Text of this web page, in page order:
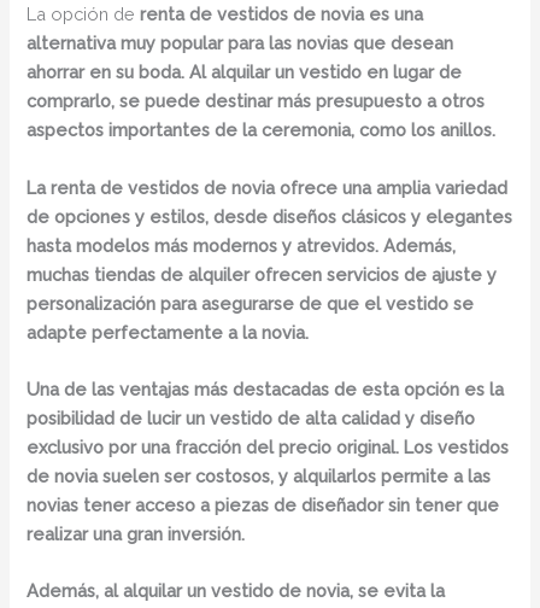
La opción derenta de vestidos de noviaes una
alternativa muy popular para las novias que desean
ahorrar en su boda. Al alquilar un vestido en lugar de
comprarlo, se puede destinar más presupuesto a otros
aspectos importantes de la ceremonia, como los anillos.
La renta de vestidos de novia ofrece una amplia variedad
de opciones y estilos, desde diseños clásicos y elegantes
hasta modelos más modernos y atrevidos. Además,
muchas tiendas de alquiler ofrecen servicios de ajuste y
personalización para asegurarse de que el vestido se
adapte perfectamente a la novia.
Una de las ventajas más destacadas de esta opción es la
posibilidad de lucir un vestido de alta calidad y diseño
exclusivo por una fracción del precio original. Los vestidos
de novia suelen ser costosos, y alquilarlos permite a las
novias tener acceso a piezas de diseñador sin tener que
realizar una gran inversión.
Además, al alquilar un vestido de novia, se evita la